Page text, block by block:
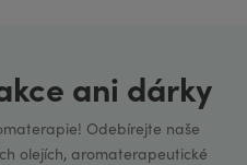
ani dárky
Odebírejte naše
olejích, aromaterapeutické